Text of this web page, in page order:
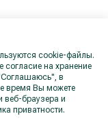
cookie-файлы.
на хранение
в
время Вы можете
веб-браузера и
приватности.